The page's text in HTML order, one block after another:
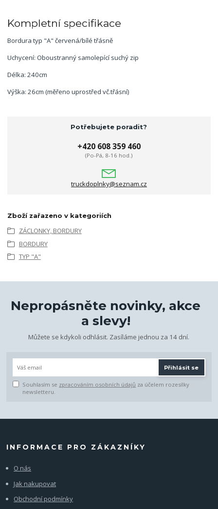
Kompletní specifikace
Bordura typ "A" červená/bílé třásně
Uchycení: Oboustranný samolepící suchý zip
Délka: 240cm
Výška: 26cm (měřeno uprostřed vč.třásní)
Potřebujete poradit?
+420 608 359 460
(Po-Pá, 8-16 hod.)
truckdoplnky@seznam.cz
Zboží zařazeno v kategoriích
ZÁCLONKY, BORDURY
BORDURY
TYP "A"
Nepropásněte novinky, akce
a slevy!
Můžete se kdykoli odhlásit. Zasíláme jednou za 14 dní.
Přihlásit se
Souhlasím se zpracováním osobních údajů za účelem rozesílky
newsletteru.
INFORMACE PRO ZÁKAZNÍKY
O nás
Jak nakupovat
Obchodní podmínky